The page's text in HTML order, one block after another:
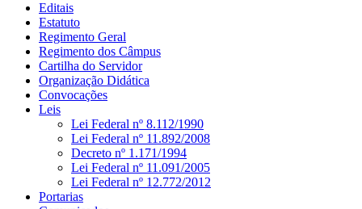
Editais
Estatuto
Regimento Geral
Regimento dos Câmpus
Cartilha do Servidor
Organização Didática
Convocações
Leis
Lei Federal nº 8.112/1990
Lei Federal nº 11.892/2008
Decreto nº 1.171/1994
Lei Federal nº 11.091/2005
Lei Federal nº 12.772/2012
Portarias